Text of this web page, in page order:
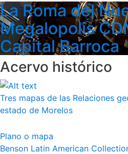
La Roma del
Megalopolis
Capital Barroca
Acervo histórico
Tres mapas de las Relaciones
estado de Morelos
Plano o mapa
Benson Latin American